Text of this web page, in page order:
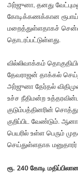
அர்ஜுனா, தனது
கோடிக்கணக்கான
மறைத்துள்ளதாகச்
தொடரப்பட்டுள்ளது.
வில்லிவாக்கம்
தேவராஜன் தாக்கல்
அர்ஜுனா தேர்தல்
உச்ச நீதிமன்ற
குடும்பத்தினரின்
குறிப்பிட வேண்டும்.
பெயரில் உள்ள பெரும்
செய்துள்ளதாக மனுதாரர்
ரூ. 240 கோடி